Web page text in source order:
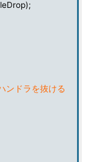
ンドラを抜ける